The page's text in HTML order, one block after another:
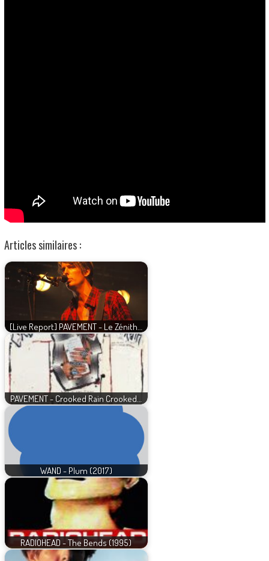
Articles similaires :
[Live Report] PAVEMENT - Le Zénith…
PAVEMENT - Crooked Rain Crooked…
WAND - Plum (2017)
RADIOHEAD - The Bends (1995)